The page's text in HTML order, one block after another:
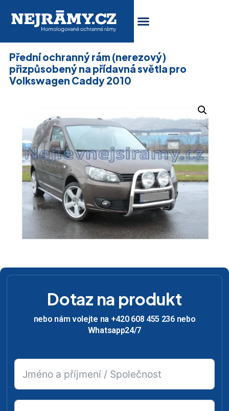
Přední ochranný rám (nerezový)
přizpůsobený na přídavná světla pro
Volkswagen Caddy 2010
Dotaz na produkt
nebo nám volejte na +420 608 455 236 nebo
Whatsapp24/7